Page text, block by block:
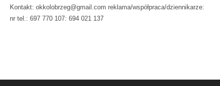
Kontakt: okkolobrzeg@gmail.com reklama/współpraca/dziennikarze:
nr tel.: 697 770 107: 694 021 137